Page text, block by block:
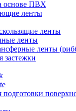
основе ПВХ
ленты
ленты
ленты
ленты
застежки